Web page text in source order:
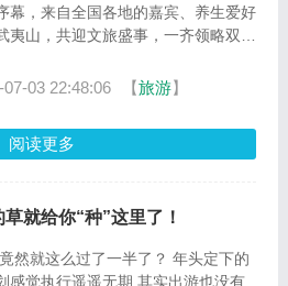
幕，来自全国各地的嘉宾、养生爱好
夷山，共迎文旅盛事，一齐领略双世
的独特魅力。本次活动由中新国京
国农工民主党福建省文化健康支部委
主办；福建元生泰医药股份有限公
···
07-03 22:48:06 【旅游】
阅读更多
就给你“种”这里了！
就这么过了一半了？ 年头定下的
执行遥遥无期 其实出游也没有